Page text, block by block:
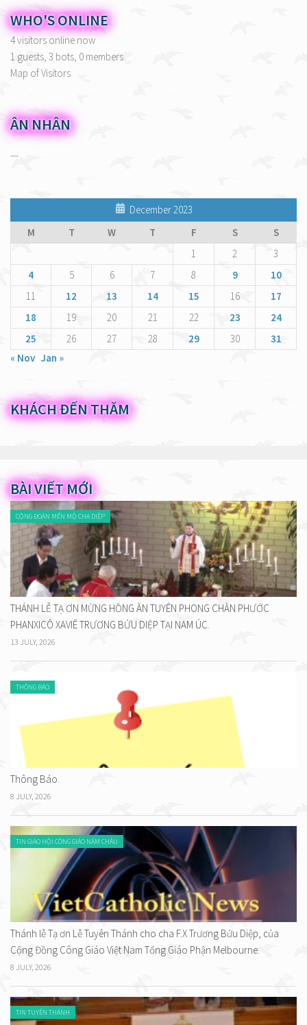
WHO'S ONLINE
4 visitors online now
1 guests, 3 bots, 0 members
Map of Visitors
ÂN NHÂN
---
December 2023
M
T W T F S
S
1
2
3
4
5 6 7 8 9
10
11
12 13 14 15 16
17
18
19 20 21 22 23
24
25
26 27 28 29 30
31
« Nov Jan »
KHÁCH ĐẾN THĂM
BÀI VIẾT MỚI
CỘNG ĐOÀN MẾN MỘ CHA DIỆP
THÁNH LỄ TẠ ƠN MỪNG HỒNG ÂN TUYÊN PHONG CHÂN PHƯỚC
PHANXICÔ XAVIÊ TRƯƠNG BỬU DIỆP TẠI NAM ÚC.
13 JULY, 2026
THÔNG BÁO
Thông Báo.
8 JULY, 2026
TIN GIÁO HỘI CÔNG GIÁO NĂM CHÂU
Thánh lễ Tạ ơn Lễ Tuyên Thánh cho cha F.X Trương Bửu Diệp, của
Cộng Đồng Công Giáo Việt Nam Tổng Giáo Phận Melbourne.
8 JULY, 2026
TIN TUYÊN THÁNH